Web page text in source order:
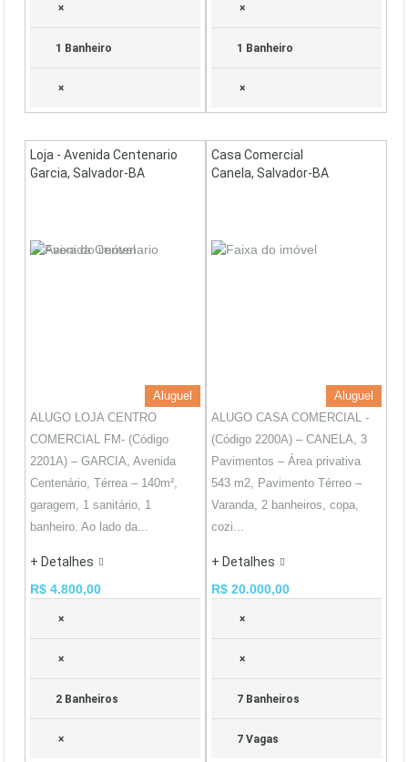
×
1 Banheiro
×
×
1 Banheiro
×
Loja - Avenida Centenario
Garcia, Salvador-BA
Aluguel
ALUGO LOJA CENTRO
COMERCIAL FM- (Código
2201A) – GARCIA, Avenida
Centenário, Térrea – 140m²,
garagem, 1 sanitário, 1
banheiro. Ao lado da...
+ Detalhes
R$ 4.800,00
×
×
2 Banheiros
×
Casa Comercial
Canela, Salvador-BA
Aluguel
ALUGO CASA COMERCIAL -
(Código 2200A) – CANELA, 3
Pavimentos – Área privativa
543 m2, Pavimento Térreo –
Varanda, 2 banheiros, copa,
cozi...
+ Detalhes
R$ 20.000,00
×
×
7 Banheiros
7 Vagas